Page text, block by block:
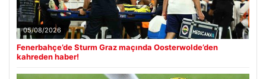
05/08/2026
Fenerbahçe’de Sturm Graz maçında Oosterwolde’den
kahreden haber!